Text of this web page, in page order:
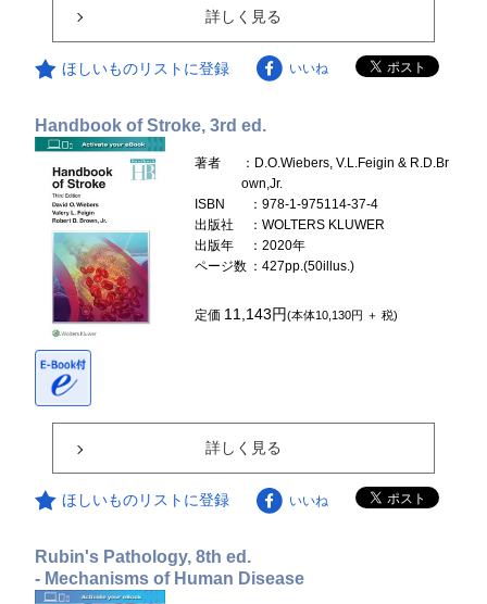
詳しく見る
ほしいものリストに登録 いいね
Handbook of Stroke, 3rd ed.
著者
：D.O.Wiebers, V.L.Feigin & R.D.Br
own,Jr.
ISBN
：978-1-975114-37-4
出版社
：WOLTERS KLUWER
出版年
：2020年
ページ数 ：427pp.(50illus.)
定価 11,143円(本体10,130円 ＋ 税)
詳しく見る
ほしいものリストに登録 いいね
Rubin's Pathology, 8th ed.
- Mechanisms of Human Disease